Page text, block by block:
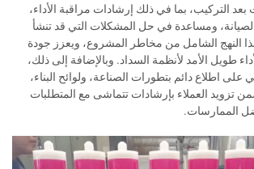
التركيب، بما في ذلك إرشادات مراقبة الأداء،
ومساعدة في حل المشكلات التي قد تنشأ
هذا النهج الشامل من مخاطر المشروع، ويعزز جودة
طويل الأمد لأنظمة السداد. وبالإضافة إلى ذلك،
على اطلاع دائم بتطورات الصناعة، ولوائح البناء،
تزويد العملاء بإرشادات تتماشى مع المتطلبات
الممارسات.